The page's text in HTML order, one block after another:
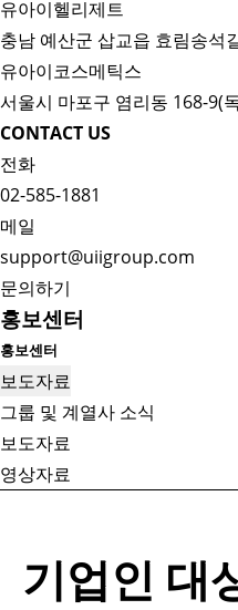
유아이헬리제트
충남 예산군 삽교읍 효림송석
유아이코스메틱스
서울시 마포구 염리동 168-9(
CONTACT US
전화
02-585-1881
메일
support@uiigroup.com
문의하기
홍보센터
홍보센터
보도자료
그룹 및 계열사 소식
보도자료
영상자료
기업인 대